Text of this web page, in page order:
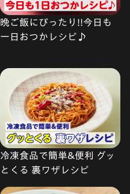
晩ご飯にぴったり!!今日も
一日おつかレシピ♪
冷凍食品で簡単&便利 グッ
とくる 裏ワザレシピ